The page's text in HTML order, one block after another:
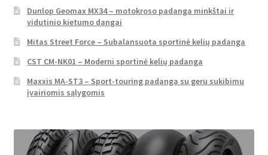
Dunlop Geomax MX34 – motokroso padanga minkštai ir
vidutinio kietumo dangai
Mitas Street Force – Subalansuota sportinė kelių padanga
CST CM-NK01 – Moderni sportinė kelių padanga
Maxxis MA-ST3 – Sport-touring padanga su geru sukibimu
įvairiomis sąlygomis